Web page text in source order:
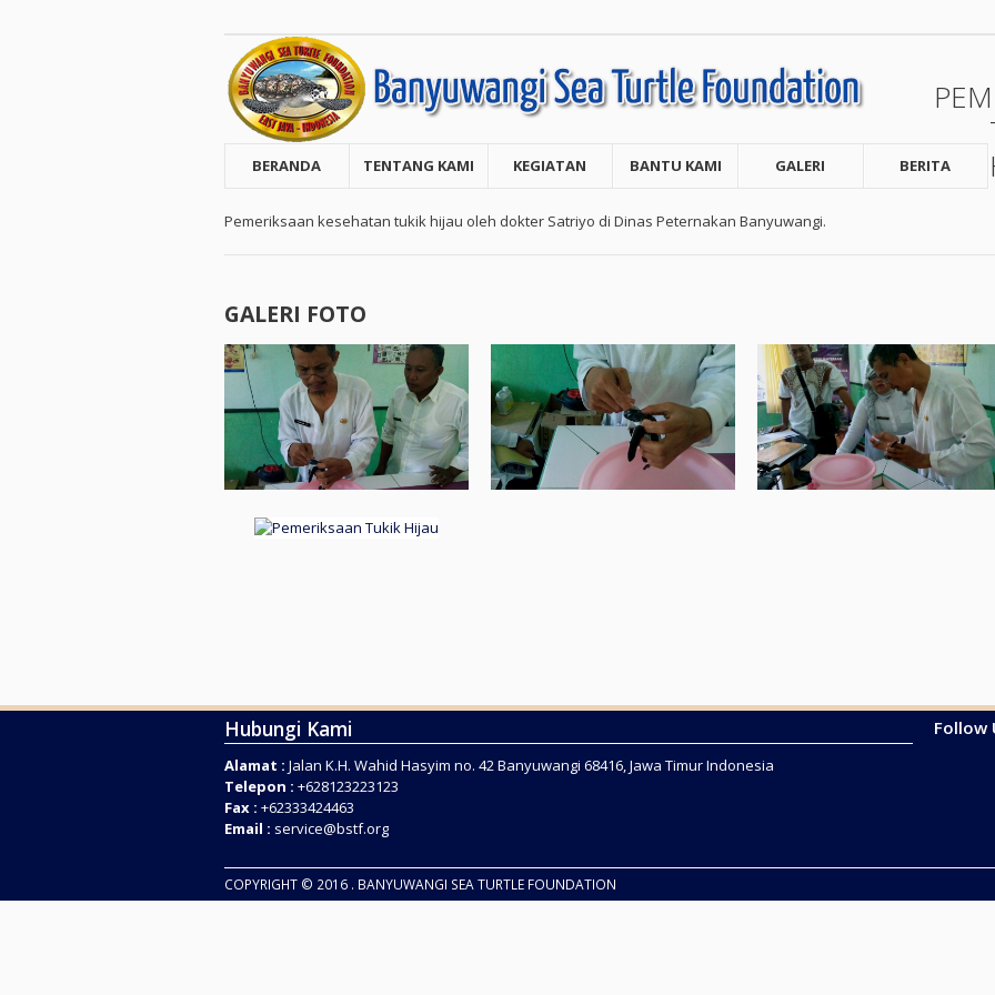
BERANDA TENTANG KAMI KEGIATAN BANTU KAMI GALERI BERITA
Pemeriksaan kesehatan tukik hijau oleh dokter Satriyo di Dinas Peternakan Banyuwangi.
GALERI FOTO
Hubungi Kami
Alamat : Jalan K.H. Wahid Hasyim no. 42 Banyuwangi 68416, Jawa Timur Indonesia
Telepon : +628123223123
Fax : +62333424463
Email : service@bstf.org
Follow
COPYRIGHT © 2016 . BANYUWANGI SEA TURTLE FOUNDATION